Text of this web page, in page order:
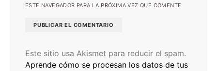
ESTE NAVEGADOR PARA LA PRÓXIMA VEZ QUE COMENTE.
Este sitio usa Akismet para reducir el spam.
Aprende cómo se procesan los datos de tus